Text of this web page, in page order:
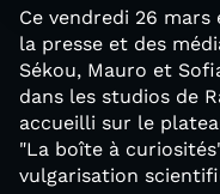
Ce vendredi 26
la presse et des
Sékou, Mauro et
dans les studios de
accueilli sur le
"La boîte à
vulgarisation